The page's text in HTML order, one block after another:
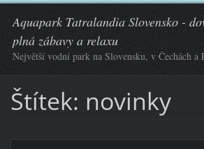
Aquapark Tatralandia Slovensko -
plná zábavy a relaxu
Největší vodní park na Slovensku, v Čechách a
Štítek: novinky